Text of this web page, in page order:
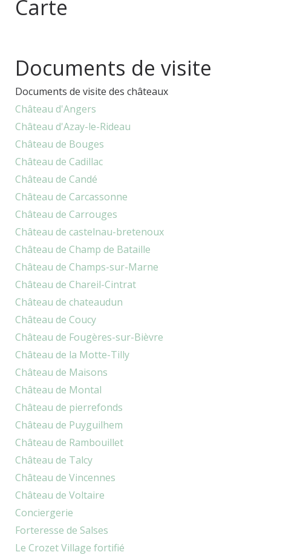
Carte
Documents de visite
Documents de visite des châteaux
Château d'Angers
Château d'Azay-le-Rideau
Château de Bouges
Château de Cadillac
Château de Candé
Château de Carcassonne
Château de Carrouges
Château de castelnau-bretenoux
Château de Champ de Bataille
Château de Champs-sur-Marne
Château de Chareil-Cintrat
Château de chateaudun
Château de Coucy
Château de Fougères-sur-Bièvre
Château de la Motte-Tilly
Château de Maisons
Château de Montal
Château de pierrefonds
Château de Puyguilhem
Château de Rambouillet
Château de Talcy
Château de Vincennes
Château de Voltaire
Conciergerie
Forteresse de Salses
Le Crozet Village fortifié